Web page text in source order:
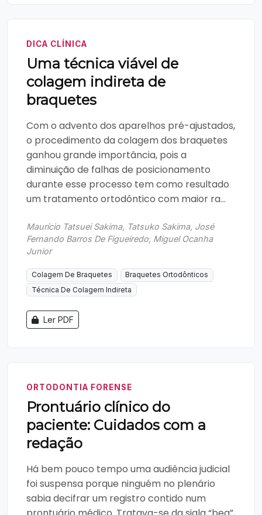
DICA CLÍNICA
Uma técnica viável de
colagem indireta de
braquetes
Com o advento dos aparelhos pré-ajustados,
o procedimento da colagem dos braquetes
ganhou grande importância, pois a
diminuição de falhas de posicionamento
durante esse processo tem como resultado
um tratamento ortodôntico com maior ra...
Maurício Tatsuei Sakima, Tatsuko Sakima, José
Fernando Barros De Figueiredo, Miguel Ocanha
Junior
Colagem De Braquetes
Braquetes Ortodônticos
Técnica De Colagem Indireta
Ler PDF
ORTODONTIA FORENSE
Prontuário clínico do
paciente: Cuidados com a
redação
Há bem pouco tempo uma audiência judicial
foi suspensa porque ninguém no plenário
sabia decifrar um registro contido num